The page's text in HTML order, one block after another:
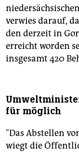
verwies darauf,
den derzeit in
erreicht worden
insgesamt 420
für möglich
"Das Abstellen
wiegt die